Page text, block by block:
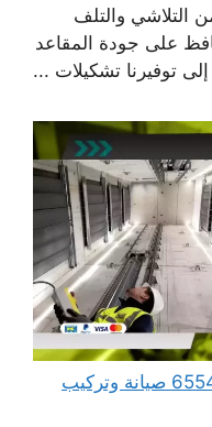
التلاشي والتلف
على جودة المقاعد
إلى توفيرنا تشكيلات ...
صيانة مصاعد في الكويت 65542233 صيانة وتركيب